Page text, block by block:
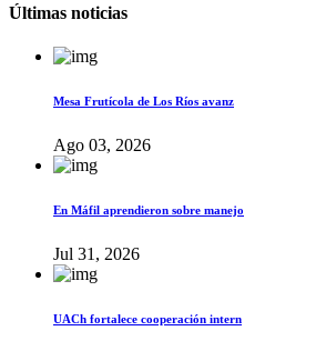
Últimas noticias
Mesa Frutícola de Los Ríos avanz
Ago 03, 2026
En Máfil aprendieron sobre manejo
Jul 31, 2026
UACh fortalece cooperación intern